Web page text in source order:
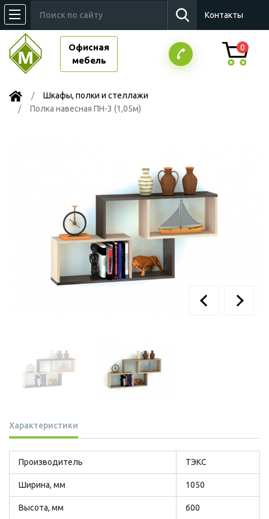
Контакты
Офисная
мебель
0
Шкафы, полки и стеллажи
Полка навесная ПН-3 (1,05м)
Характеристики
Производитель ТЭКС
Ширина, мм 1050
Высота, мм 600